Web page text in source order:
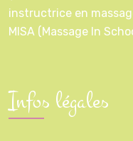
instructrice en
MISA (Massage In
Infos légales